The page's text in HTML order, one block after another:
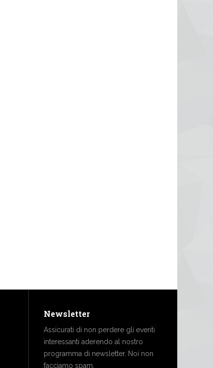
Newsletter
Assicurati di non perdere gli eventi
interessanti aderendo al nostro
programma di newsletter. Noi non
facciamo spam.